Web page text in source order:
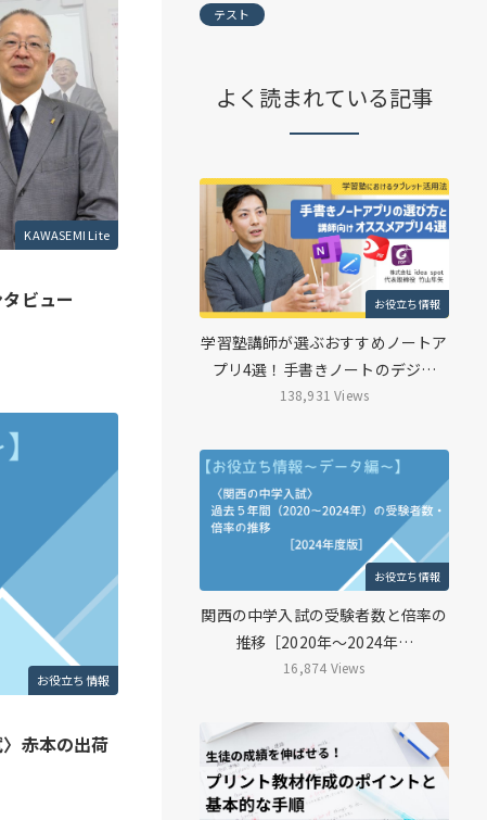
KAWASEMI Lite
ビュー
お役立ち情報
赤本の出荷
テスト
よく読まれている記事
お役立ち情報
学習塾講師が選ぶおすすめノートア
プリ4選！手書きノートのデジ…
138,931 Views
お役立ち情報
関西の中学入試の受験者数と倍率の
推移［2020年～2024年…
16,874 Views